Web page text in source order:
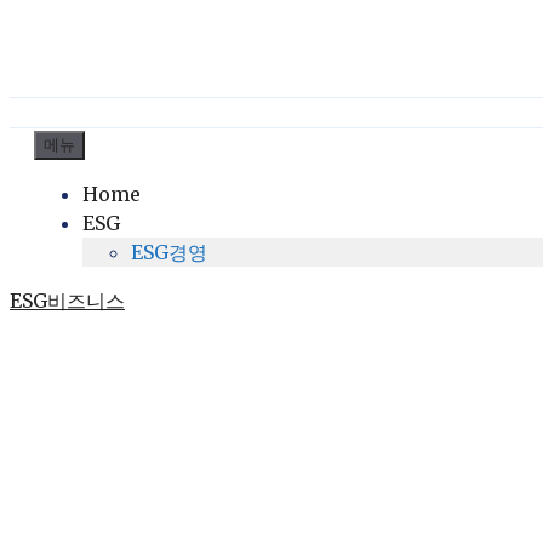
너
뛰
메뉴
Home
ESG
ESG경영
ESG비즈니스